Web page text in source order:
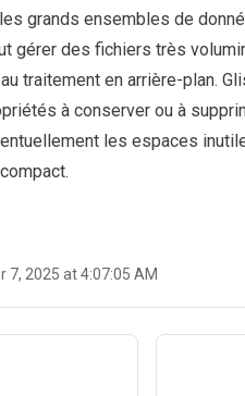
grands ensembles de
gérer des fichiers très
traitement en arrière-plan.
à conserver ou à
les espaces
7, 2025 at 4:07:05 AM